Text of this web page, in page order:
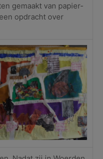
gemaakt van papier-
opdracht over